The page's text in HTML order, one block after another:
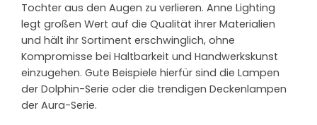
Tochter aus den Augen zu verlieren. Anne Lighting
legt großen Wert auf die Qualität ihrer Materialien
und hält ihr Sortiment erschwinglich, ohne
Kompromisse bei Haltbarkeit und Handwerkskunst
einzugehen. Gute Beispiele hierfür sind die Lampen
der Dolphin-Serie oder die trendigen Deckenlampen
der Aura-Serie.